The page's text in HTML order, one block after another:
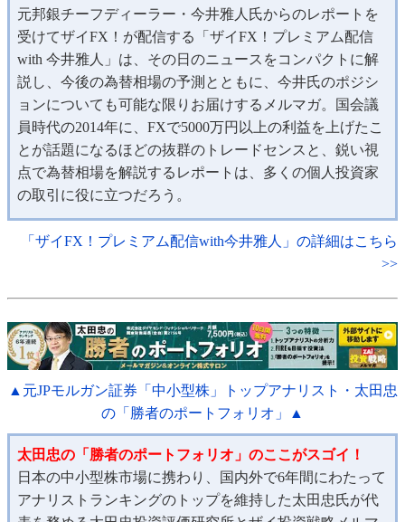
元邦銀チーフディーラー・今井雅人氏からのレポートを
受けてザイFX！が配信する「ザイFX！プレミアム配信
with 今井雅人」は、その日のニュースをコンパクトに解
説し、今後の為替相場の予測とともに、今井氏のポジシ
ョンについても可能な限りお届けするメルマガ。国会議
員時代の2014年に、FXで5000万円以上の利益を上げたこ
とが話題になるほどの抜群のトレードセンスと、鋭い視
点で為替相場を解説するレポートは、多くの個人投資家
の取引に役に立つだろう。
「ザイFX！プレミアム配信with今井雅人」の詳細はこちら
>>
▲元JPモルガン証券「中小型株」トップアナリスト・太田忠
の「勝者のポートフォリオ」▲
太田忠の「勝者のポートフォリオ」のここがスゴイ！
日本の中小型株市場に携わり、国内外で6年間にわたって
アナリストランキングのトップを維持した太田忠氏が代